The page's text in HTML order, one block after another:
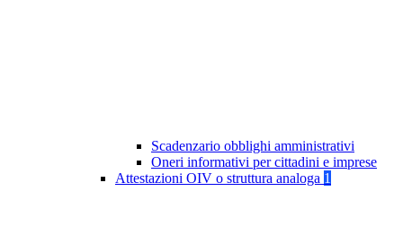
Scadenzario obblighi amministrativi
Oneri informativi per cittadini e imprese
Attestazioni OIV o struttura analoga 1